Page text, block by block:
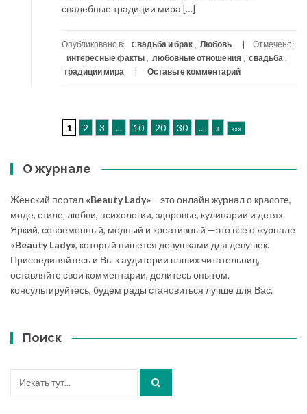
свадебные традиции мира […]
Опубликовано в: Cвадьба и брак Любовь
Отмечено:
интересные факты
любовные отношения свадьба
традиции мира
Оставьте комментарий
1 2 3 ... 10 20 30 ... » »»»
О журнале
Женский портал «Beauty Lady» – это онлайн журнал о красоте,
моде, стиле, любви, психологии, здоровье, кулинарии и детях.
Яркий, современный, модный и креативный —это все о журнале
«Beauty Lady», который пишется девушками для девушек.
Присоединяйтесь и Вы к аудитории наших читательниц,
оставляйте свои комментарии, делитесь опытом,
консультируйтесь, будем рады становиться лучше для Вас.
Поиск